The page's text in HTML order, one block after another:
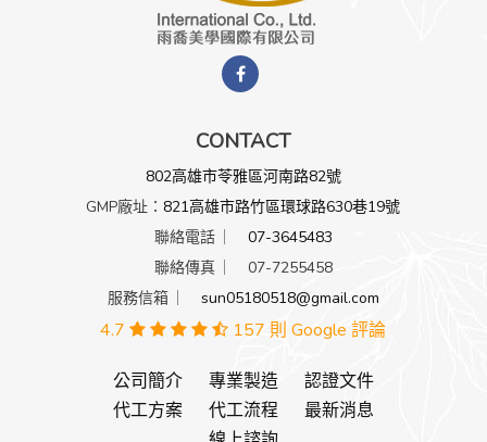
CONTACT
802高雄市苓雅區河南路82號
GMP廠址：821高雄市路竹區環球路630巷19號
聯絡電話 ︳ 07-3645483
聯絡傳真 ︳ 07-7255458
服務信箱 ︳ sun05180518@gmail.com
4.7 157 則 Google 評論
公司簡介 專業製造
認證文件
代工方案
代工流程
最新消息